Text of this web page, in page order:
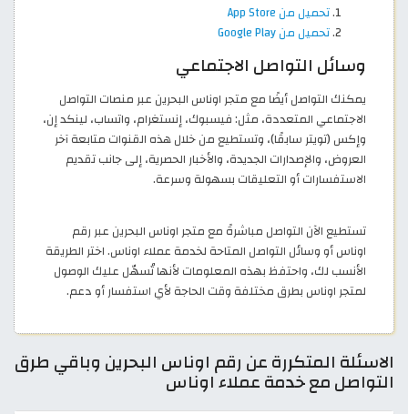
تحميل من App Store
تحميل من Google Play
وسائل التواصل الاجتماعي
يمكنك التواصل أيضًا مع متجر اوناس البحرين عبر منصات التواصل
الاجتماعي المتعددة، مثل: فيسبوك، إنستغرام، واتساب، لينكد إن،
وإكس (تويتر سابقًا)، وتستطيع من خلال هذه القنوات متابعة آخر
العروض، والإصدارات الجديدة، والأخبار الحصرية، إلى جانب تقديم
الاستفسارات أو التعليقات بسهولة وسرعة.
تستطيع الآن التواصل مباشرةً مع متجر اوناس البحرين عبر رقم
اوناس أو وسائل التواصل المتاحة لخدمة عملاء اوناس. اختر الطريقة
الأنسب لك، واحتفظ بهذه المعلومات لأنها تُسهّل عليك الوصول
لمتجر اوناس بطرق مختلفة وقت الحاجة لأي استفسار أو دعم.
الاسئلة المتكررة عن رقم اوناس البحرين وباقي طرق
التواصل مع خدمة عملاء اوناس